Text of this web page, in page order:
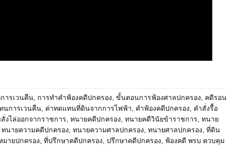
ารเวนคืน การทำคำฟ้องคดีปกครอง ขั้นตอนการฟ้องศาลปกครอง
คดีรอน
นการเวนคืน ค่าทดแทนที่ดินจากการไฟฟ้า คำฟ้องคดีปกครอง
คำสั่งรื้อ
งไล่ออกจากราชการ ทนายคดีปกครอง ทนายคดีวินัยข้าราชการ ทนาย
ทนายความคดีปกครอง ทนายความศาลปกครอง ทนายศาลปกครอง ที่ดิน
ายปกครอง ที่ปรึกษาคดีปกครอง ปรึกษาคดีปกครอง
ฟ้องคดี พรบ ควบคุม